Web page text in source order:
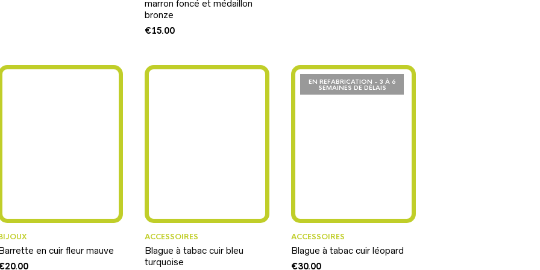
marron foncé et médaillon
bronze
€15.00
en cuir fleur mauve
20.00
ACCESSOIRES
Blague à tabac cuir bleu
turquoise
EN REFABRICATION - 3 À 6
SEMAINES DE DÉLAIS
ACCESSOIRES
Blague à tabac cuir léopard
€30.00